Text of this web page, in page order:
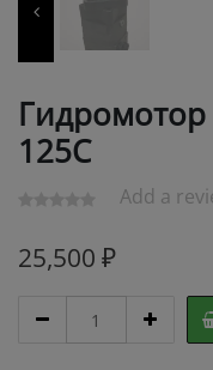
Гидромотор
125C
Add a
25,500 ₽
Гидромотор
M+S